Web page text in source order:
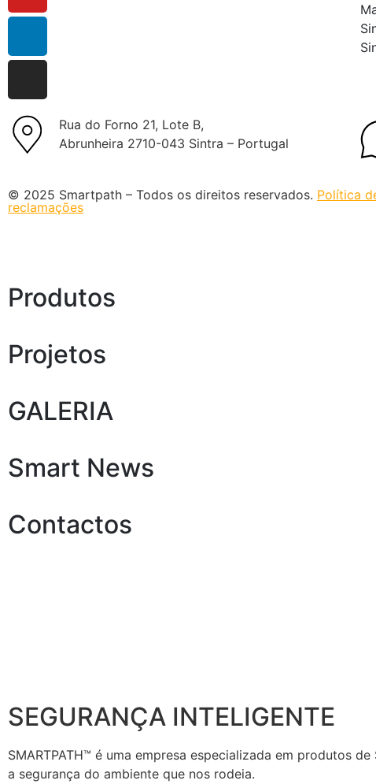
Rua do Forno 21, Lote B,
Abrunheira 2710-043 Sintra – Portugal
© 2025 Smartpath – Todos os direitos reservados. Política
reclamações
Produtos
Projetos
GALERIA
Smart News
Contactos
SEGURANÇA INTELIGENTE
SMARTPATH™ é uma empresa especializada em produtos
a segurança do ambiente que nos rodeia.